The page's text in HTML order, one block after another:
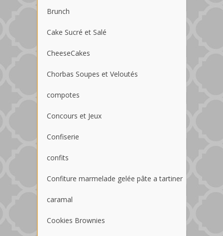
Brunch
Cake Sucré et Salé
CheeseCakes
Chorbas Soupes et Veloutés
compotes
Concours et Jeux
Confiserie
confits
Confiture marmelade gelée pâte a tartiner
caramal
Cookies Brownies